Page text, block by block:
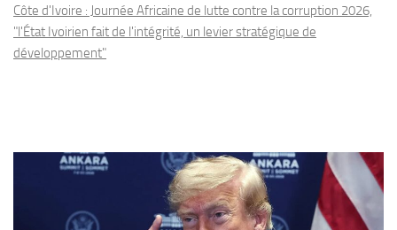
Côte d'Ivoire : Journée Africaine de lutte contre la corruption 2026,
"l'État Ivoirien fait de l'intégrité, un levier stratégique de
développement"